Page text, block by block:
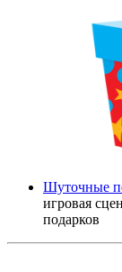
Шуточные
игровая
подарков